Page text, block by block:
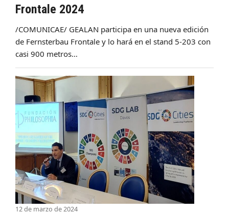
Frontale 2024
/COMUNICAE/ GEALAN participa en una nueva edición
de Fernsterbau Frontale y lo hará en el stand 5-203 con
casi 900 metros…
12 de marzo de 2024